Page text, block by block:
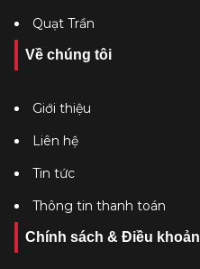
Quạt Trần
Về chúng tôi
Giới thiệu
Liên hệ
Tin tức
Thông tin thanh toán
Chính sách & Điều khoản